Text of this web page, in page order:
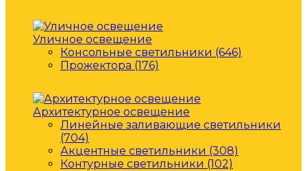
Уличное освещение
Консольные светильники (646)
Прожектора (176)
Архитектурное освещение
Линейные заливающие светильники
(704)
Акцентные светильники (308)
Контурные светильники (102)